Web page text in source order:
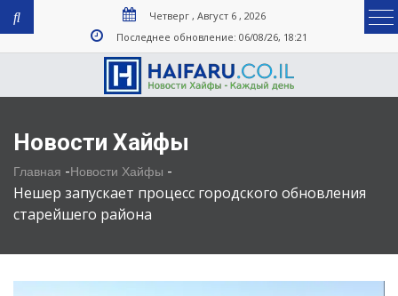
Четверг , Август 6 , 2026
Последнее обновление: 06/08/26, 18:21
Новости Хайфы
Главная -Новости Хайфы -
Нешер запускает процесс городского обновления
старейшего района